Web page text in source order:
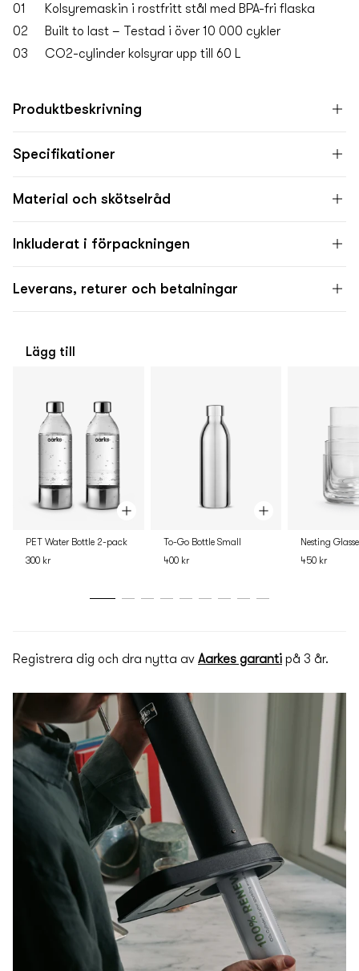
01
Kolsyremaskin i rostfritt stål med BPA-fri flaska
02
Built to last – Testad i över 10 000 cykler
03
CO2-cylinder kolsyrar upp till 60 L
Produktbeskrivning
Specifikationer
Material och skötselråd
Inkluderat i förpackningen
Leverans, returer och betalningar
Lägg till
PET Water Bottle 2-pack
300 kr
To-Go Bottle Small
400 kr
Nesting
450 kr
Registrera dig och dra nytta av Aarkes garanti på 3 år.